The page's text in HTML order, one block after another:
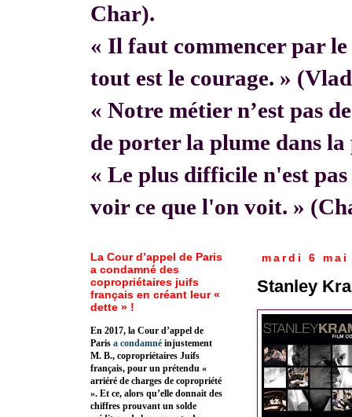
Char).
« Il faut commencer par le
tout est le courage. »
« Notre métier n’est pas
de porter la plume dans
« Le plus difficile n'est
voir ce que l'on voit. »
mardi 6 mai
Stanley
La Cour d’appel de Paris
a condamné des
copropriétaires juifs
français en créant leur «
dette » !
En 2017, la Cour d’appel de
Paris a condamné injustement
M. B., copropriétaires Juifs
français, pour un prétendu «
arriéré de charges de copropriété
». Et ce, alors qu’elle donnait des
chiffres prouvant un solde